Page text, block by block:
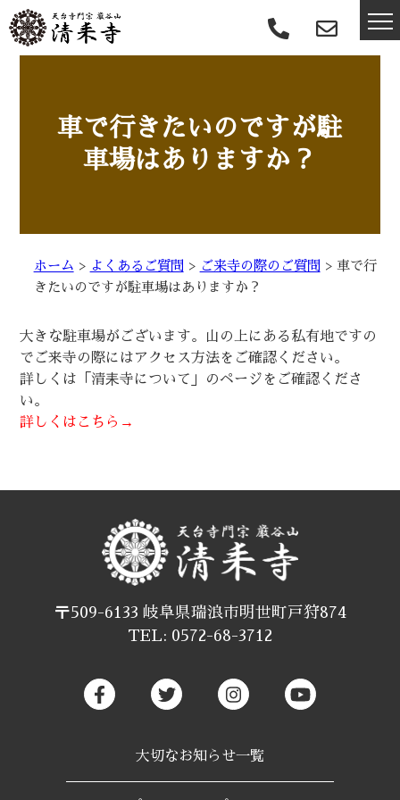
車で行きたいのですが駐
車場はありますか？
ホーム > よくあるご質問 > ご来寺の際のご質問 > 車で行
きたいのですが駐車場はありますか？
大きな駐車場がございます。山の上にある私有地ですの
でご来寺の際にはアクセス方法をご確認ください。
詳しくは「清耒寺について」のページをご確認くださ
い。
詳しくはこちら→
〒509-6133 岐阜県瑞浪市明世町戸狩874
TEL: 0572-68-3712
大切なお知らせ一覧